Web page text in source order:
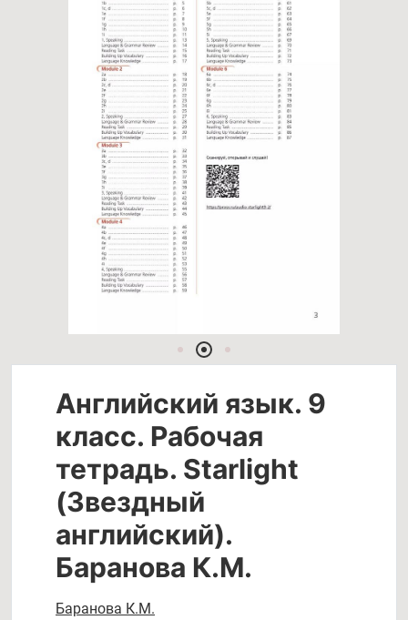
Английский язык. 9
класс. Рабочая
тетрадь. Starlight
(Звездный
английский).
Баранова К.М.
Баранова К.М.